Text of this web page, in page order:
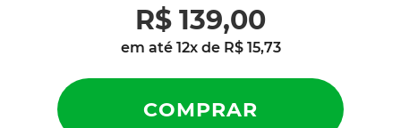
R$ 139,00
em até 12x de R$ 15,73